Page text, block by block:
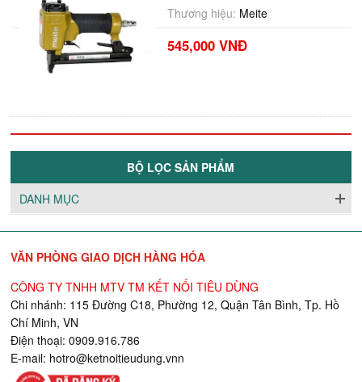
Thương hiệu: Meite
545,000 VNĐ
BỘ LỌC SẢN PHẨM
DANH MỤC
VĂN PHÒNG GIAO DỊCH HÀNG HÓA
CÔNG TY TNHH MTV TM KẾT NỐI TIÊU DÙNG
Chi nhánh: 115 Đường C18, Phường 12, Quận Tân Bình, Tp. Hồ
Chí Minh, VN
Điện thoại: 0909.916.786
E-mail: hotro@ketnoitieudung.vnn